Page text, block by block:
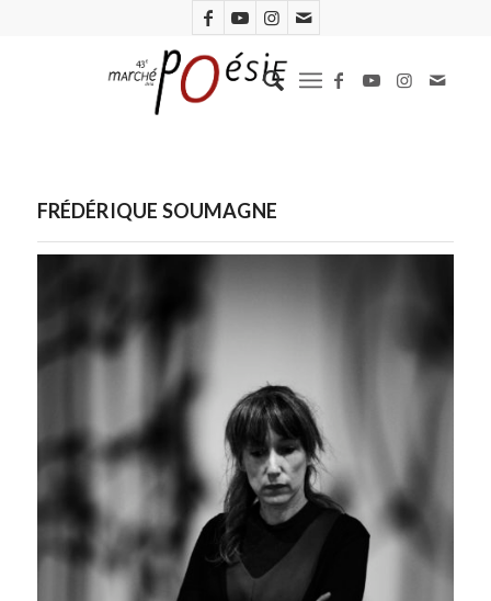
FRÉDÉRIQUE SOUMAGNE
Frédérique Soumagne. Photo Nahia Garat